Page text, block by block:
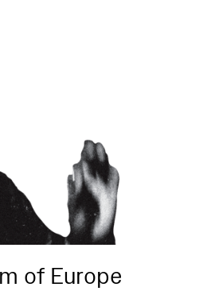
of Europe